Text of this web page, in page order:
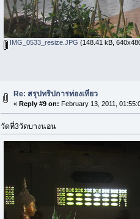
IMG_0533_resize.JPG (148.41 kB,
Re: สรุปทริปการท่องเที่ยว
« Reply #9 on: February 13, 2011,
วัดที่3วัดบางนอน